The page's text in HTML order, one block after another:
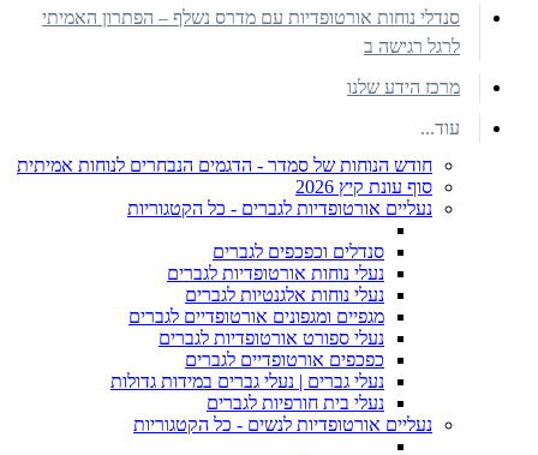
סנדלי נוחות אורטופדיות עם מדרס נשלף – הפתרון האמיתי
לרגל רגישה ב
מרכז הידע שלנו
עוד...
חודש הנוחות של סמדר - הדגמים הנבחרים לנוחות אמיתית
סוף עונת קיץ 2026
נעליים אורטופדיות לגברים - כל הקטגוריות
סנדלים וכפכפים לגברים
נעלי נוחות אורטופדיות לגברים
נעלי נוחות אלגנטיות לגברים
מגפיים ומגפונים אורטופדיים לגברים
נעלי ספורט אורטופדיות לגברים
כפכפים אורטופדיים לגברים
נעלי גברים | נעלי גברים במידות גדולות
נעלי בית חורפיות לגברים
נעליים אורטופדיות לנשים - כל הקטגוריות